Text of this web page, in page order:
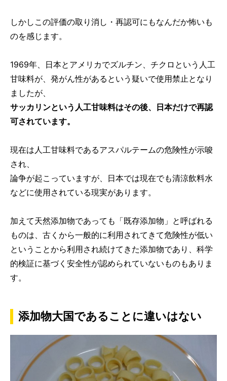
しかしこの評価の取り消し・再認可にもなんだか怖いも
のを感じます。
1969年、日本とアメリカでズルチン、チクロという人工
甘味料が、発がん性があるという疑いで使用禁止となり
ましたが、
サッカリンという人工甘味料はその後、日本だけで再認
可されています。
現在は人工甘味料であるアスパルテームの危険性が示唆
され、
論争が起こっていますが、日本では現在でも清涼飲料水
などに使用されている現実があります。
加えて天然添加物であっても「既存添加物」と呼ばれる
ものは、古くから一般的に利用されてきて危険性が低い
ということから利用され続けてきた添加物であり、科学
的検証に基づく安全性が認められていないものもありま
す。
添加物大国であることに違いはない